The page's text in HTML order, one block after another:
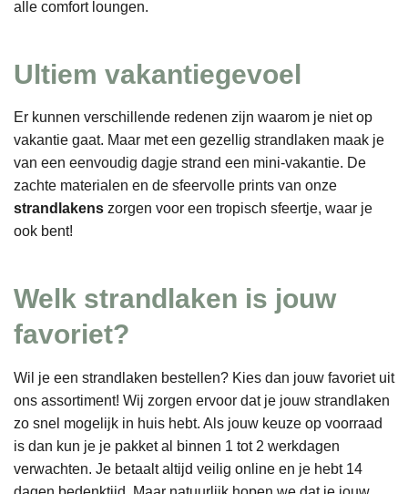
alle comfort loungen.
Ultiem vakantiegevoel
Er kunnen verschillende redenen zijn waarom je niet op
vakantie gaat. Maar met een gezellig strandlaken maak je
van een eenvoudig dagje strand een mini-vakantie. De
zachte materialen en de sfeervolle prints van onze
strandlakens zorgen voor een tropisch sfeertje, waar je
ook bent!
Welk strandlaken is jouw
favoriet?
Wil je een strandlaken bestellen? Kies dan jouw favoriet uit
ons assortiment! Wij zorgen ervoor dat je jouw strandlaken
zo snel mogelijk in huis hebt. Als jouw keuze op voorraad
is dan kun je je pakket al binnen 1 tot 2 werkdagen
verwachten. Je betaalt altijd veilig online en je hebt 14